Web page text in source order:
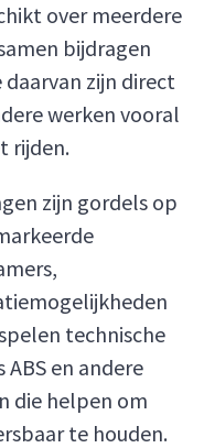
over meerdere
bijdragen
daarvan zijn direct
werken vooral
rijden.
zijn gordels op
technische
en andere
die helpen om
te houden.